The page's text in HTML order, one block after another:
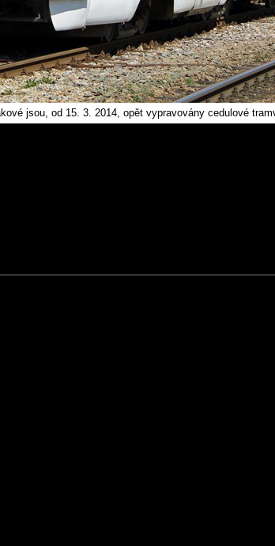
jsou, od 15. 3. 2014, opět vypravovány cedulové